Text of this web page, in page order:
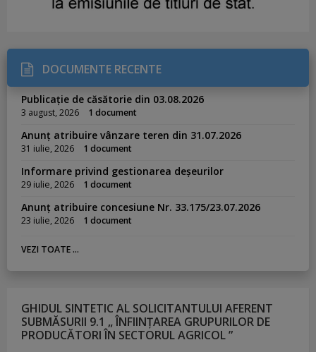
DOCUMENTE RECENTE
Publicație de căsătorie din 03.08.2026
3 august, 2026 1 document
Anunț atribuire vânzare teren din 31.07.2026
31 iulie, 2026 1 document
Informare privind gestionarea deșeurilor
29 iulie, 2026 1 document
Anunț atribuire concesiune Nr. 33.175/23.07.2026
23 iulie, 2026 1 document
VEZI TOATE ...
GHIDUL SINTETIC AL SOLICITANTULUI AFERENT
SUBMĂSURII 9.1 „ ÎNFIINȚAREA GRUPURILOR DE
PRODUCĂTORI ÎN SECTORUL AGRICOL ”